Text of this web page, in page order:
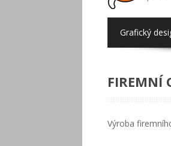
Grafický
FIREMNÍ
Výroba